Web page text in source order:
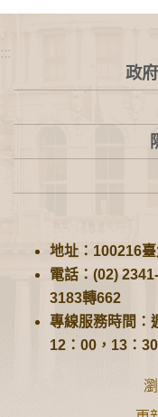
:::
政
地址：100216
電話：(02)
3183轉662
專線服務時間：
12：00，13：